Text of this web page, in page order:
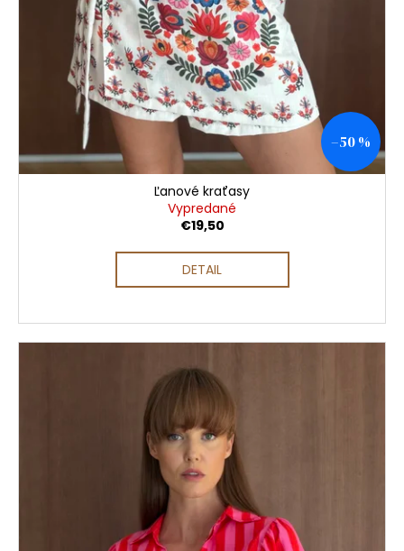
–50 %
Ľanové kraťasy
Vypredané
€19,50
DETAIL